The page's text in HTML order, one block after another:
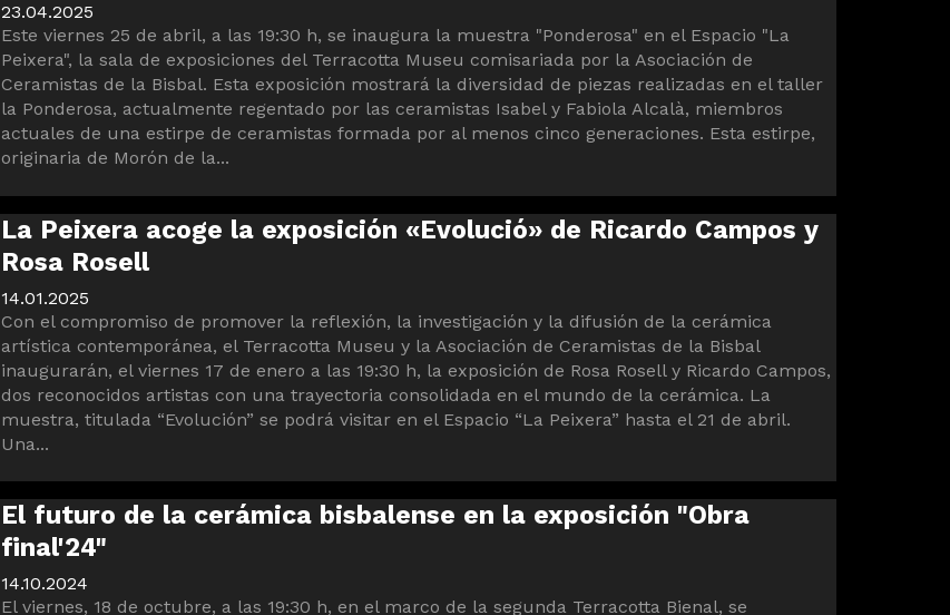
23.04.2025
Este viernes 25 de abril, a las 19:30 h, se inaugura la muestra "Ponderosa" en el Espacio "La
Peixera", la sala de exposiciones del Terracotta Museu comisariada por la Asociación de
Ceramistas de la Bisbal. Esta exposición mostrará la diversidad de piezas realizadas en el taller
la Ponderosa, actualmente regentado por las ceramistas Isabel y Fabiola Alcalà, miembros
actuales de una estirpe de ceramistas formada por al menos cinco generaciones. Esta estirpe,
originaria de Morón de la...
La Peixera acoge la exposición «Evolució» de Ricardo Campos y
Rosa Rosell
14.01.2025
Con el compromiso de promover la reflexión, la investigación y la difusión de la cerámica
artística contemporánea, el Terracotta Museu y la Asociación de Ceramistas de la Bisbal
inaugurarán, el viernes 17 de enero a las 19:30 h, la exposición de Rosa Rosell y Ricardo Campos,
dos reconocidos artistas con una trayectoria consolidada en el mundo de la cerámica. La
muestra, titulada “Evolución” se podrá visitar en el Espacio “La Peixera” hasta el 21 de abril.
Una...
El futuro de la cerámica bisbalense en la exposición "Obra
final'24"
14.10.2024
El viernes, 18 de octubre, a las 19:30 h, en el marco de la segunda Terracotta Bienal, se